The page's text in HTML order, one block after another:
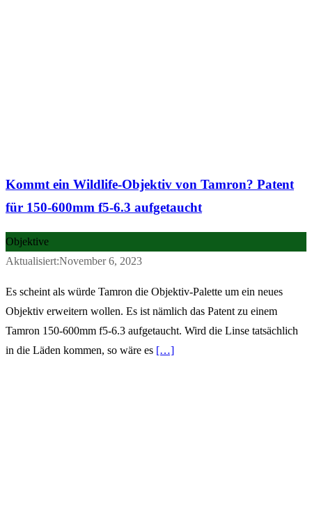
Kommt ein Wildlife-Objektiv von Tamron? Patent
für 150-600mm f5-6.3 aufgetaucht
Objektive
Aktualisiert:November 6, 2023
Es scheint als würde Tamron die Objektiv-Palette um ein neues
Objektiv erweitern wollen. Es ist nämlich das Patent zu einem
Tamron 150-600mm f5-6.3 aufgetaucht. Wird die Linse tatsächlich
in die Läden kommen, so wäre es […]